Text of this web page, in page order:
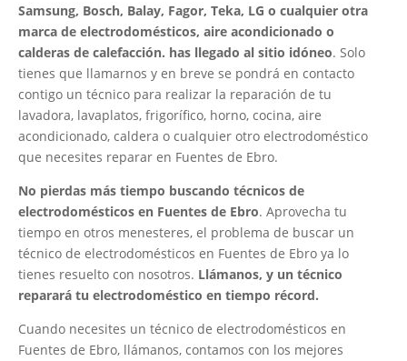
Samsung, Bosch, Balay, Fagor, Teka, LG o cualquier otra
marca de electrodomésticos, aire acondicionado o
calderas de calefacción. has llegado al sitio idóneo. Solo
tienes que llamarnos y en breve se pondrá en contacto
contigo un técnico para realizar la reparación de tu
lavadora, lavaplatos, frigorífico, horno, cocina, aire
acondicionado, caldera o cualquier otro electrodoméstico
que necesites reparar en Fuentes de Ebro.
No pierdas más tiempo buscando técnicos de
electrodomésticos en Fuentes de Ebro. Aprovecha tu
tiempo en otros menesteres, el problema de buscar un
técnico de electrodomésticos en Fuentes de Ebro ya lo
tienes resuelto con nosotros. Llámanos, y un técnico
reparará tu electrodoméstico en tiempo récord.
Cuando necesites un técnico de electrodomésticos en
Fuentes de Ebro, llámanos, contamos con los mejores